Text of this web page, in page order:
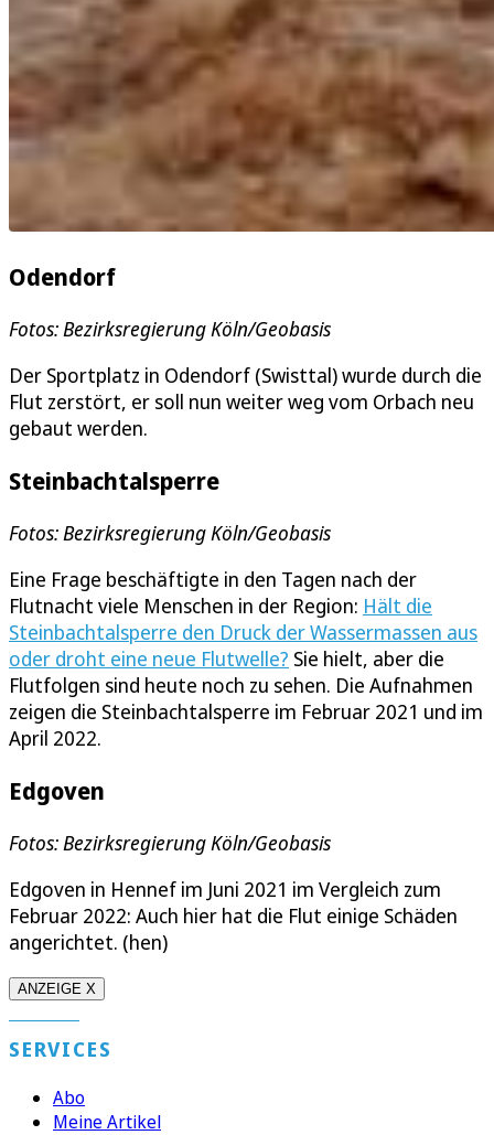
Odendorf
Fotos: Bezirksregierung Köln/Geobasis
Der Sportplatz in Odendorf (Swisttal) wurde durch die
Flut zerstört, er soll nun weiter weg vom Orbach neu
gebaut werden.
Steinbachtalsperre
Fotos: Bezirksregierung Köln/Geobasis
Eine Frage beschäftigte in den Tagen nach der
Flutnacht viele Menschen in der Region: Hält die
Steinbachtalsperre den Druck der Wassermassen aus
oder droht eine neue Flutwelle? Sie hielt, aber die
Flutfolgen sind heute noch zu sehen. Die Aufnahmen
zeigen die Steinbachtalsperre im Februar 2021 und im
April 2022.
Edgoven
Fotos: Bezirksregierung Köln/Geobasis
Edgoven in Hennef im Juni 2021 im Vergleich zum
Februar 2022: Auch hier hat die Flut einige Schäden
angerichtet. (hen)
ANZEIGE X
SERVICES
Abo
Meine Artikel